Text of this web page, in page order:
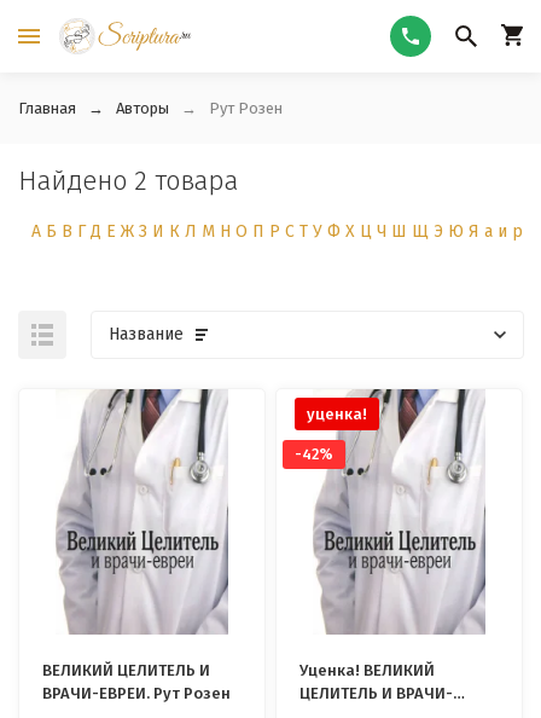
Главная Авторы Рут Розен
Найдено 2 товара
А Б В Г Д Е Ж З И К Л М Н О П Р С Т У Ф Х Ц Ч Ш Щ Э Ю Я а и р
Название
ВЕЛИКИЙ ЦЕЛИТЕЛЬ И
ВРАЧИ-ЕВРЕИ. Рут Розен
уценка!
-42%
Уценка! ВЕЛИКИЙ
ЦЕЛИТЕЛЬ И ВРАЧИ-